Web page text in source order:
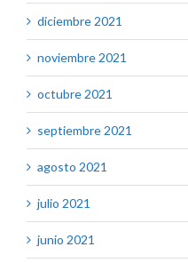
diciembre 2021
noviembre 2021
octubre 2021
septiembre 2021
agosto 2021
julio 2021
junio 2021